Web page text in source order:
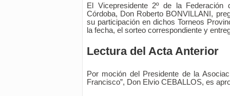
El Vicepresidente 2º de la
Córdoba, Don Roberto BONVILLANI,
su participación en dichos Torneos
la fecha, el sorteo correspondiente y
Lectura del Acta Anterior
Por moción del Presidente de la
Francisco”, Don Elvio CEBALLOS, es